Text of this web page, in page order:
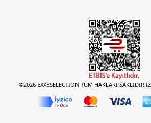
©2026 EXXESELECTION TÜM HAKLARI